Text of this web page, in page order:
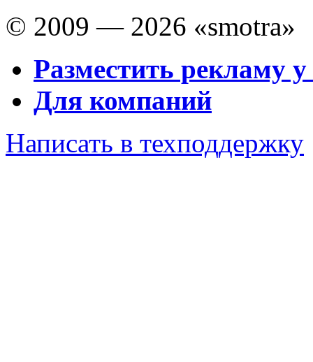
© 2009 — 2026 «smotra»
Разместить рекламу у
Для компаний
Написать в техподдержку